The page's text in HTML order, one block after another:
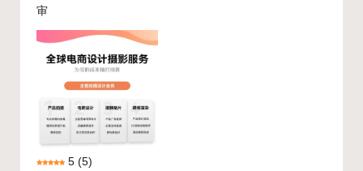
审
5 (5)